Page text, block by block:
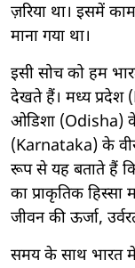
ज़रिया था। इसमें
माना गया था।
इसी सोच को हम
देखते हैं। मध्य प्रदेश
ओडिशा (Odisha) के
(Karnataka) के
रूप से यह बताते हैं
का प्राकृतिक हिस्सा
जीवन की ऊर्जा,
समय के साथ भारत